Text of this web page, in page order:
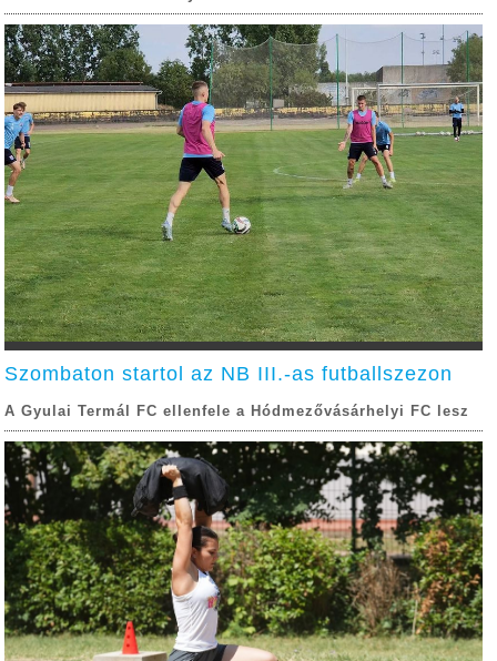
Szombaton startol az NB III.-as futballszezon
A Gyulai Termál FC ellenfele a Hódmezővásárhelyi FC lesz